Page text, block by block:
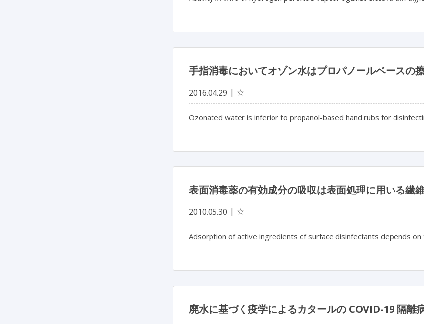
手指消毒においてオゾン水はプロパノールベースの
2016.04.29 ☆
Ozonated water is inferior to propanol-based hand rubs for
表面消毒薬の有効成分の吸収は表面処理に用いる繊
2010.05.30 ☆
Adsorption of active ingredients of surface disinfectants depends
廃水に基づく疫学によるカタールの COVID-19 隔